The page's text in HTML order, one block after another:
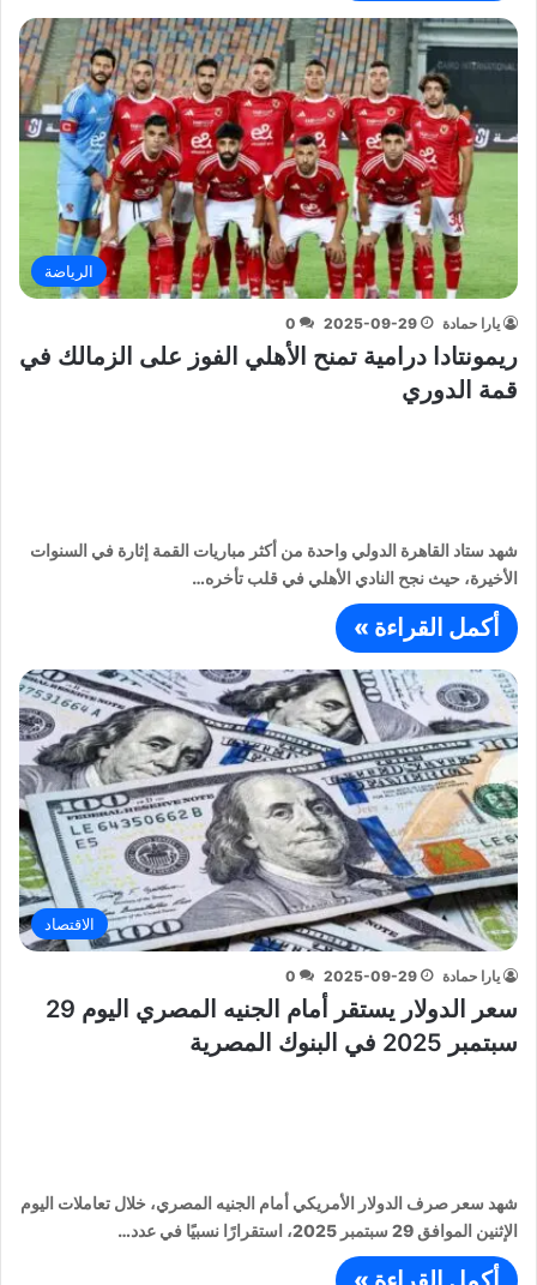
الرياضة
يارا حمادة 2025-09-29
0
ريمونتادا درامية تمنح الأهلي الفوز على الزمالك في
قمة الدوري
شهد ستاد القاهرة الدولي واحدة من أكثر مباريات القمة إثارة في السنوات
الأخيرة، حيث نجح النادي الأهلي في قلب تأخره…
أكمل القراءة »
الاقتصاد
يارا حمادة 2025-09-29
0
سعر الدولار يستقر أمام الجنيه المصري اليوم 29
سبتمبر 2025 في البنوك المصرية
شهد سعر صرف الدولار الأمريكي أمام الجنيه المصري، خلال تعاملات اليوم
الإثنين الموافق 29 سبتمبر 2025، استقرارًا نسبيًا في عدد…